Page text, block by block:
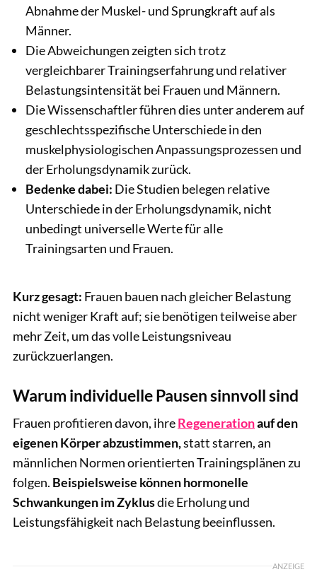
Abnahme der Muskel- und Sprungkraft auf als
Männer.
Die Abweichungen zeigten sich trotz
vergleichbarer Trainingserfahrung und relativer
Belastungsintensität bei Frauen und Männern.
Die Wissenschaftler führen dies unter anderem auf
geschlechtsspezifische Unterschiede in den
muskelphysiologischen Anpassungsprozessen und
der Erholungsdynamik zurück.
Bedenke dabei: Die Studien belegen relative
Unterschiede in der Erholungsdynamik, nicht
unbedingt universelle Werte für alle
Trainingsarten und Frauen.
Kurz gesagt: Frauen bauen nach gleicher Belastung
nicht weniger Kraft auf; sie benötigen teilweise aber
mehr Zeit, um das volle Leistungsniveau
zurückzuerlangen.
Warum individuelle Pausen sinnvoll sind
Frauen profitieren davon, ihreRegenerationauf den
eigenen Körper abzustimmen,statt starren, an
männlichen Normen orientierten Trainingsplänen zu
folgen. Beispielsweise können hormonelle
Schwankungen im Zyklusdie Erholung und
Leistungsfähigkeit nach Belastung beeinflussen.
ANZEIGE